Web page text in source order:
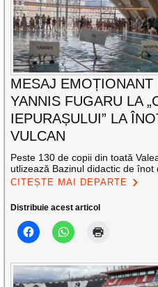
MESAJ EMOȚIONANT
YANNIS FUGARU LA
IEPURAȘULUI” LA
VULCAN
Peste 130 de copii din toată
utlizează Bazinul didactic de înot
CITEȘTE MAI DEPARTE
Distribuie acest articol